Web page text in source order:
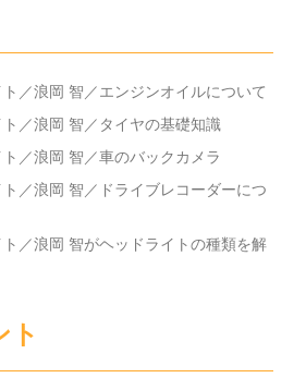
／浪岡 智／エンジンオイルについて
／浪岡 智／タイヤの基礎知識
／浪岡 智／車のバックカメラ
／浪岡 智／ドライブレコーダーにつ
／浪岡 智がヘッドライトの種類を解
ト